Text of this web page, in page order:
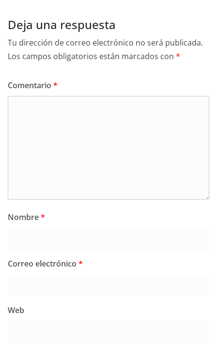
Deja una respuesta
Tu dirección de correo electrónico no será publicada.
Los campos obligatorios están marcados con *
Comentario *
Nombre*
Correo electrónico *
Web